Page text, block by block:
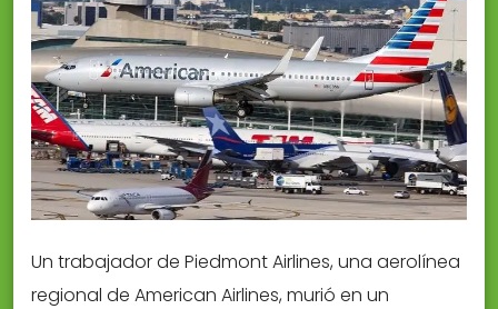
Un trabajador de Piedmont Airlines, una aerolínea
regional de American Airlines, murió en un